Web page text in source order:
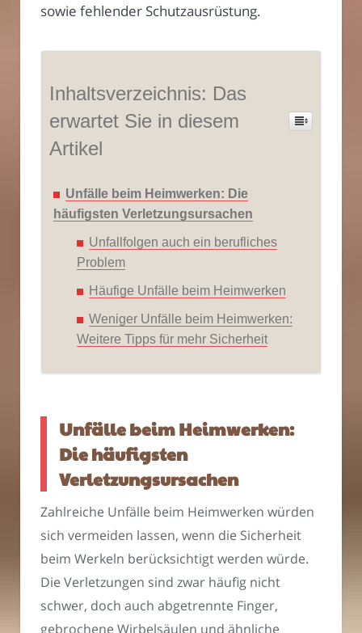
sowie fehlender Schutzausrüstung.
Inhaltsverzeichnis: Das
erwartet Sie in diesem
Artikel
Unfälle beim Heimwerken: Die
häufigsten Verletzungsursachen
Unfallfolgen auch ein berufliches
Problem
Häufige Unfälle beim Heimwerken
Weniger Unfälle beim Heimwerken:
Weitere Tipps für mehr Sicherheit
Unfälle beim Heimwerken:
Die häufigsten
Verletzungsursachen
Zahlreiche Unfälle beim Heimwerken würden
sich vermeiden lassen, wenn die Sicherheit
beim Werkeln berücksichtigt werden würde.
Die Verletzungen sind zwar häufig nicht
schwer, doch auch abgetrennte Finger,
gebrochene Wirbelsäulen und ähnliche